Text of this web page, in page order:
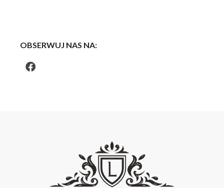
OBSERWUJ NAS NA: